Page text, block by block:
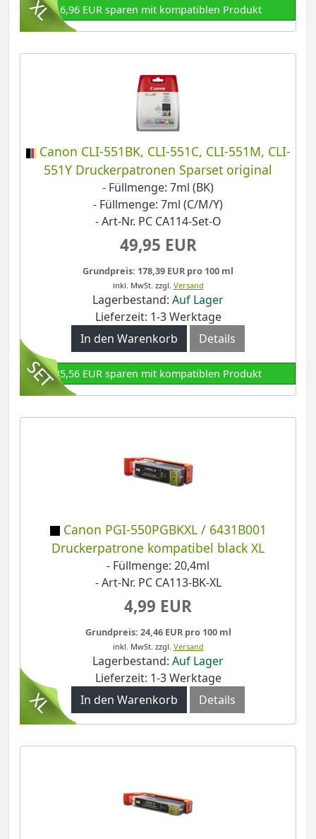
16,96 EUR sparen mit kompatiblen Produkt
Canon CLI-551BK, CLI-551C, CLI-551M, CLI-
551Y Druckerpatronen Sparset original
- Füllmenge: 7ml (BK)
- Füllmenge: 7ml (C/M/Y)
- Art-Nr. PC CA114-Set-O
49,95 EUR
Grundpreis: 178,39 EUR pro 100 ml
inkl. MwSt. zzgl. Versand
Lagerbestand: Auf Lager
Lieferzeit: 1-3 Werktage
In den Warenkorb
Details
35,56 EUR sparen mit kompatiblen Produkt
Canon PGI-550PGBKXL / 6431B001
Druckerpatrone kompatibel black XL
- Füllmenge: 20,4ml
- Art-Nr. PC CA113-BK-XL
4,99 EUR
Grundpreis: 24,46 EUR pro 100 ml
inkl. MwSt. zzgl. Versand
Lagerbestand: Auf Lager
Lieferzeit: 1-3 Werktage
In den Warenkorb
Details